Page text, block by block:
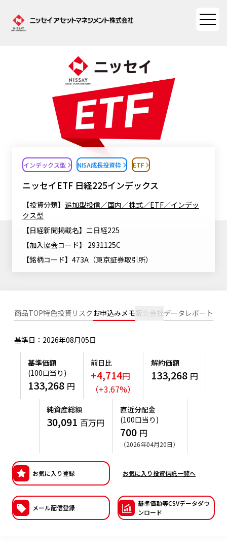
ファンド情報
ファンド情報TOP
基準価額一覧
ファンド比較
決算カレンダー
海外休日カレンダー
投資信託償還商品のご案内
リーズ
確定拠出年金について
確定拠出年金制度について
確定拠出年金での商品の選び方について
マーケット情報
マーケット情報TOP
マーケット指数
大関 洋の「十字路」
コラム
ファンドレポート
資産形成ポータル
資産形成ポータルTOP
Nダイレクト
Goal Navi
資産形成サポート
お問い合わせ
よくあるご質問
投資の教室
サステナビリティ
サステナビリティTOP
SDGsとは？
サステナビリティ経営基本方針
サステナビリティへの取り組み
サステナビリティレポート
サステナブル投資
日本版スチュワードシップ・コードへの対応
ESGへの取り組み
国内株式議決権行使の方針と判断基準
ニッセイアセットについて
ニッセイアセットについてTOP
会社情報
公式キャラクターのご紹介
最新情報
検索したいキーワードを入力してください。
資産形成はじめるなら
ニッセイETF 日経225インデックス
インデックス型 NISA成長投資枠 ETF
【投資分類】 追加型投信／国内／株式／ETF／インデッ
クス型
【日経新聞掲載名】ニ日経225
【加入協会コード】 2931125C
【銘柄コード】473A（東京証券取引所）
商品TOP特色投資リスク お申込みメモ販売会社データ レポート
基準日：2026年08月05日
基準価額
(100口当り)
133,268 円
前日比
+4,714円
（+3.67%）
解約価額
133,268 円
純資産総額
30,091 百万円
直近分配金
(100口当り)
700 円
（2026年04月20日）
お気に入り登録 お気に入り投資信託一覧へ
メール配信登録
基準価額等CSVデータダウ
ンロード